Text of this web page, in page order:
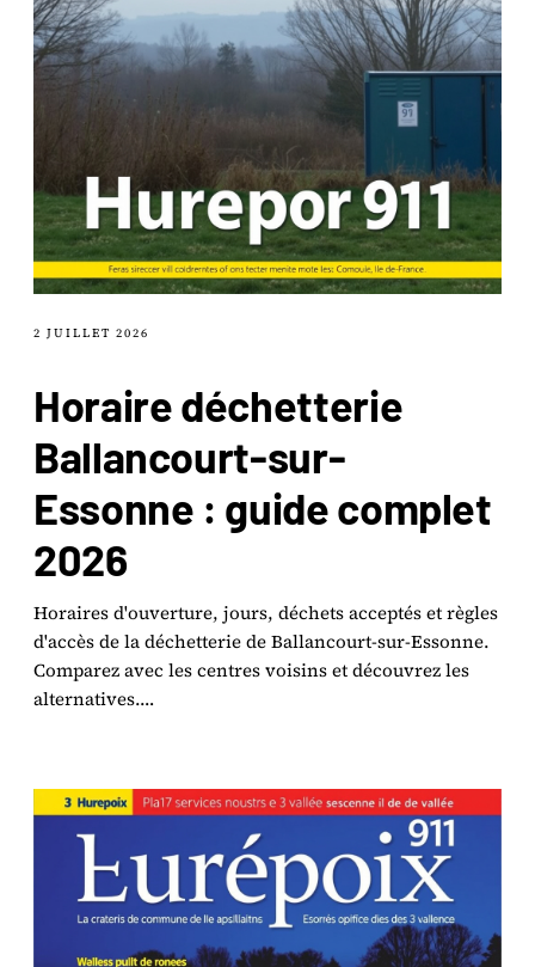
2 JUILLET 2026
Horaire déchetterie
Ballancourt-sur-
Essonne : guide complet
2026
Horaires d'ouverture, jours, déchets acceptés et règles
d'accès de la déchetterie de Ballancourt-sur-Essonne.
Comparez avec les centres voisins et découvrez les
alternatives.…